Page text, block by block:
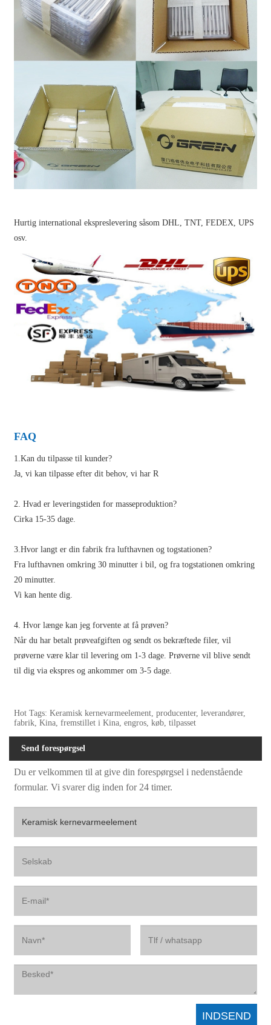
Hurtig international ekspreslevering såsom DHL, TNT, FEDEX, UPS
osv.
FAQ
1.Kan du tilpasse til kunder?
Ja, vi kan tilpasse efter dit behov, vi har R
2. Hvad er leveringstiden for masseproduktion?
Cirka 15-35 dage.
3.Hvor langt er din fabrik fra lufthavnen og togstationen?
Fra lufthavnen omkring 30 minutter i bil, og fra togstationen omkring
20 minutter.
Vi kan hente dig.
4. Hvor længe kan jeg forvente at få prøven?
Når du har betalt prøveafgiften og sendt os bekræftede filer, vil
prøverne være klar til levering om 1-3 dage. Prøverne vil blive sendt
til dig via ekspres og ankommer om 3-5 dage.
Hot Tags: Keramisk kernevarmeelement, producenter, leverandører,
fabrik, Kina, fremstillet i Kina, engros, køb, tilpasset
Send forespørgsel
Du er velkommen til at give din forespørgsel i nedenstående
formular. Vi svarer dig inden for 24 timer.